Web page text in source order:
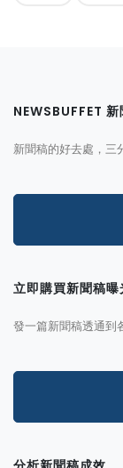
NEWSBUFFET
新聞稿的好去處，三
立即購買新聞稿曝
發一篇新聞稿透通到